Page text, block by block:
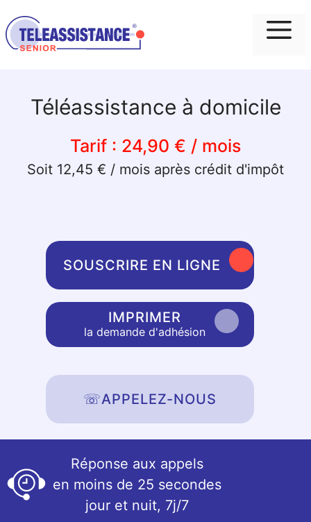
Téléassistance à domicile
Tarif : 24,90 € / mois
Soit 12,45 € / mois après crédit d'impôt
SOUSCRIRE EN LIGNE
IMPRIMER
la demande d'adhésion
☏APPELEZ-NOUS
Réponse aux appels
en moins de 25 secondes
jour et nuit, 7j/7